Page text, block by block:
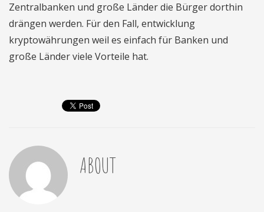
Zentralbanken und große Länder die Bürger dorthin
drängen werden. Für den Fall, entwicklung
kryptowährungen weil es einfach für Banken und
große Länder viele Vorteile hat.
ABOUT